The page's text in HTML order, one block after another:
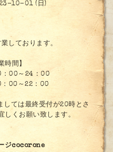
10-01 (日)
しております。
時間】
00～24：00
00～22：00
しては最終受付が20時とさ
しくお願い致します。
ジcocorone